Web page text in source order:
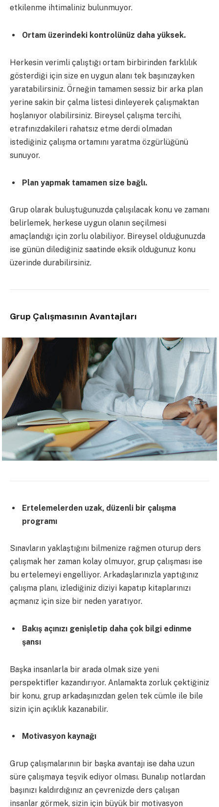
etkilenme ihtimaliniz bulunmuyor.
Ortam üzerindeki kontrolünüz daha yüksek.
Herkesin verimli çalıştığı ortam birbirinden farklılık
gösterdiği için size en uygun alanı tek başınızayken
yaratabilirsiniz. Örneğin tamamen sessiz bir arka plan
yerine sakin bir çalma listesi dinleyerek çalışmaktan
hoşlanıyor olabilirsiniz. Bireysel çalışma tercihi,
etrafınızdakileri rahatsız etme derdi olmadan
istediğiniz çalışma ortamını yaratma özgürlüğünü
sunuyor.
Plan yapmak tamamen size bağlı.
Grup olarak buluştuğunuzda çalışılacak konu ve zamanı
belirlemek, herkese uygun olanın seçilmesi
amaçlandığı için zorlu olabiliyor. Bireysel olduğunuzda
ise günün dilediğiniz saatinde eksik olduğunuz konu
üzerinde durabilirsiniz.
Grup Çalışmasının Avantajları
Ertelemelerden uzak, düzenli bir çalışma
programı
Sınavların yaklaştığını bilmenize rağmen oturup ders
çalışmak her zaman kolay olmuyor, grup çalışması ise
bu ertelemeyi engelliyor. Arkadaşlarınızla yaptığınız
çalışma planı, izlediğiniz diziyi kapatıp kitaplarınızı
açmanız için size bir neden yaratıyor.
Bakış açınızı genişletip daha çok bilgi edinme
şansı
Başka insanlarla bir arada olmak size yeni
perspektifler kazandırıyor. Anlamakta zorluk çektiğiniz
bir konu, grup arkadaşınızdan gelen tek cümle ile bile
sizin için açıklık kazanabilir.
Motivasyon kaynağı
Grup çalışmalarının bir başka avantajı ise daha uzun
süre çalışmaya teşvik ediyor olması. Bunalıp notlardan
başınızı kaldırdığınız an çevrenizde ders çalışan
insanlar görmek, sizin için büyük bir motivasyon